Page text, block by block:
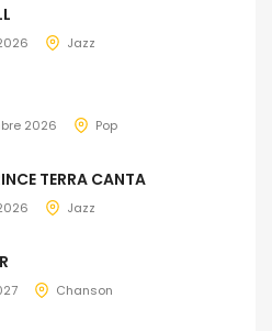
Jazz
2026 Pop
TERRA CANTA
Jazz
Chanson